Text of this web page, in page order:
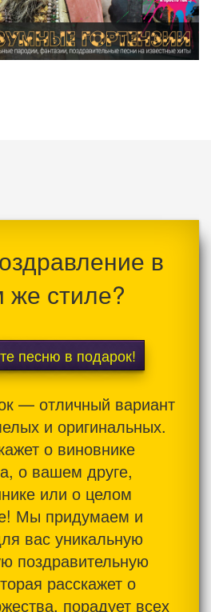
в
же стиле?
песню в подарок!
— отличный вариант
и оригинальных.
о виновнике
о вашем друге,
или о целом
Мы придумаем и
вас уникальную
поздравительную
расскажет о
порадует всех